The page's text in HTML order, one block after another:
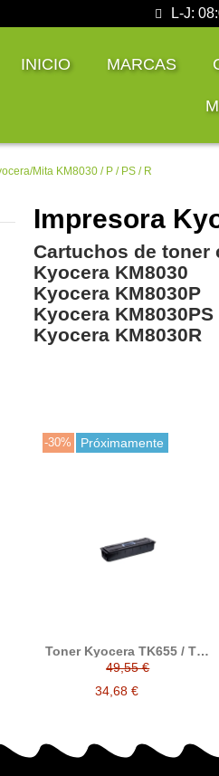
L-J:
INICIO MARCAS
Mita KM8030 / P / PS / R
Impresora
Cartuchos de toner
Kyocera KM8030
Kyocera KM8030P
Kyocera KM8030PS
Kyocera KM8030R
-30% Próximamente
Toner Kyocera TK655 / TK-
655 compatible reemplaza a
Kyocera 1T02FB0EU0
49,55 €
34,68 €